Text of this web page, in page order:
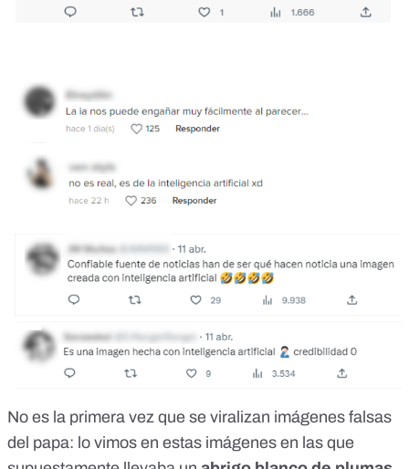
No es la primera vez que se viralizan imágenes falsas
del papa: lo vimos en estas imágenes en las que